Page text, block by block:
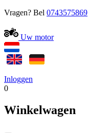
Vragen? Bel 0743575869
Uw motor
Inloggen
0
Winkelwagen